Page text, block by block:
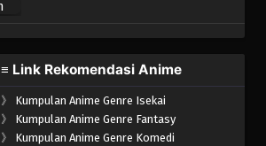
≡ Link Rekomendasi Anime
》 Kumpulan Anime Genre Isekai
》 Kumpulan Anime Genre Fantasy
》 Kumpulan Anime Genre Komedi